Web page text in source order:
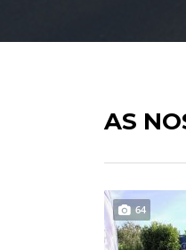
AS
64